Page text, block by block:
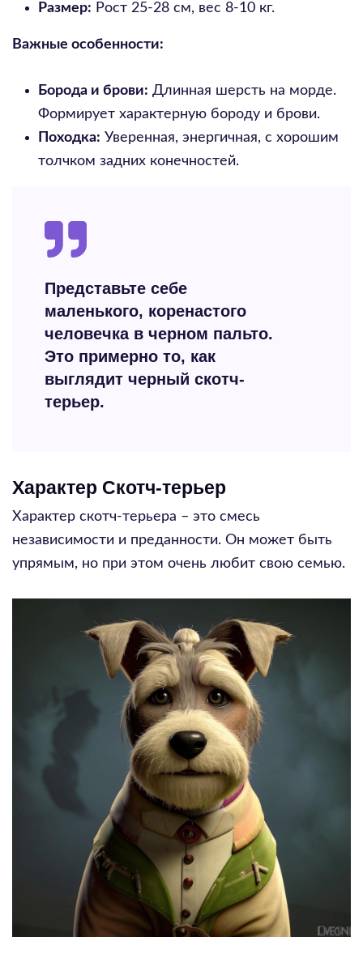
Размер: Рост 25-28 см, вес 8-10 кг.
Важные особенности:
Борода и брови: Длинная шерсть на морде.
Формирует характерную бороду и брови.
Походка: Уверенная, энергичная, с хорошим
толчком задних конечностей.
Представьте себе
маленького, коренастого
человечка в черном пальто.
Это примерно то, как
выглядит черный скотч-
терьер.
Характер Скотч-терьер
Характер скотч-терьера – это смесь
независимости и преданности. Он может быть
упрямым, но при этом очень любит свою семью.